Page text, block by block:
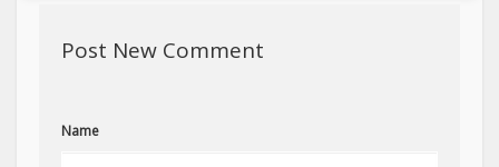
Post New Comment
Name